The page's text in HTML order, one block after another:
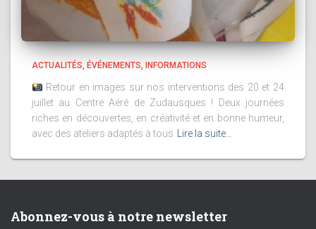
ACTUALITÉS ÉVÉNEMENTS INFORMATIONS
Retour en images sur nos interventions des 20 et 24
juillet au Centre Aéré de Zudausques ! Deux journées
riches en découvertes, en créativité et en bonne humeur,
avec des ateliers adaptés à tous Lire la suite…
Abonnez-vous à notre newsletter